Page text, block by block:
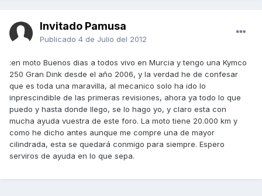
Invitado Pamusa
Publicado 4 de Julio del 2012
:en moto Buenos dias a todos vivo en Murcia y tengo una Kymco
250 Gran Dink desde el año 2006, y la verdad he de confesar
que es toda una maravilla, al mecanico solo ha ido lo
inprescindible de las primeras revisiones, ahora ya todo lo que
puedo y hasta donde llego, se lo hago yo, y claro esta con
mucha ayuda vuestra de este foro. La moto tiene 20.000 km y
como he dicho antes aunque me compre una de mayor
cilindrada, esta se quedará conmigo para siempre. Espero
serviros de ayuda en lo que sepa.